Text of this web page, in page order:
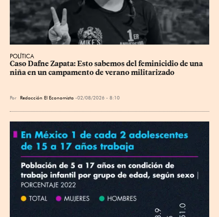
POLÍTICA
Caso Dafne Zapata: Esto sabemos del feminicidio de una
niña en un campamento de verano militarizado
Por Redacción El Economista 02/08/2026 - 8:10